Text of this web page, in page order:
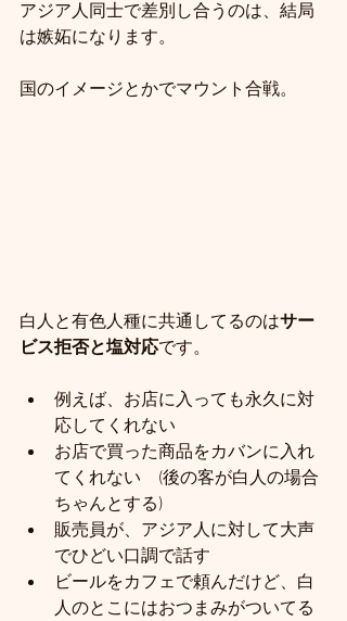
アジア人同士で差別し合うのは、結局
は嫉妬になります。
国のイメージとかでマウント合戦。
白人と有色人種に共通してるのはサー
ビス拒否と塩対応です。
例えば、お店に入っても永久に対
応してくれない
お店で買った商品をカバンに入れ
てくれない　(後の客が白人の場合
ちゃんとする)
販売員が、アジア人に対して大声
でひどい口調で話す
ビールをカフェで頼んだけど、白
人のとこにはおつまみがついてる